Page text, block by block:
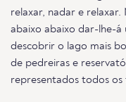
relaxar, nadar e relaxar.
abaixo abaixo dar-lhe-á
descobrir o lago mais
de pedreiras e
representados todos